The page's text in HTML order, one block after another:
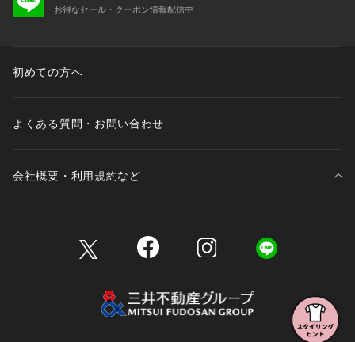
お得なセール・クーポン情報配信中
初めての方へ
よくある質問・お問い合わせ
会社概要・利用規約など